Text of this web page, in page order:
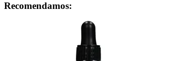
Recomendamos: